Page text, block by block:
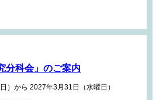
分科会」のご案内
）から 2027年3月31日（水曜日）